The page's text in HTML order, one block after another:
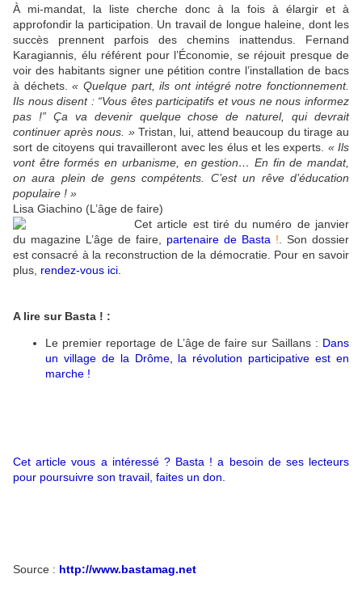
À mi-mandat, la liste cherche donc à la fois à élargir et à
approfondir la participation. Un travail de longue haleine, dont les
succès prennent parfois des chemins inattendus. Fernand
Karagiannis, élu référent pour l’Économie, se réjouit presque de
voir des habitants signer une pétition contre l’installation de bacs
à déchets.« Quelque part, ils ont intégré notre fonctionnement.
Ils nous disent : “Vous êtes participatifs et vous ne nous informez
pas !” Ça va devenir quelque chose de naturel, qui devrait
continuer après nous. »Tristan, lui, attend beaucoup du tirage au
sort de citoyens qui travailleront avec les élus et les experts. « Ils
vont être formés en urbanisme, en gestion… En fin de mandat,
on aura plein de gens compétents. C’est un rêve d’éducation
populaire ! »
Lisa Giachino (L’âge de faire)
Cet article est tiré du numéro de janvier
du magazine L’âge de faire, partenaire de Basta !. Son dossier
est consacré à la reconstruction de la démocratie. Pour en savoir
plus, rendez-vous ici.
A lire sur Basta ! :
Le premier reportage de L’âge de faire sur Saillans : Dans
un village de la Drôme, la révolution participative est en
marche !
Cet article vous a intéressé ? Basta ! a besoin de ses lecteurs
pour poursuivre son travail, faites un don.
Source : http://www.bastamag.net